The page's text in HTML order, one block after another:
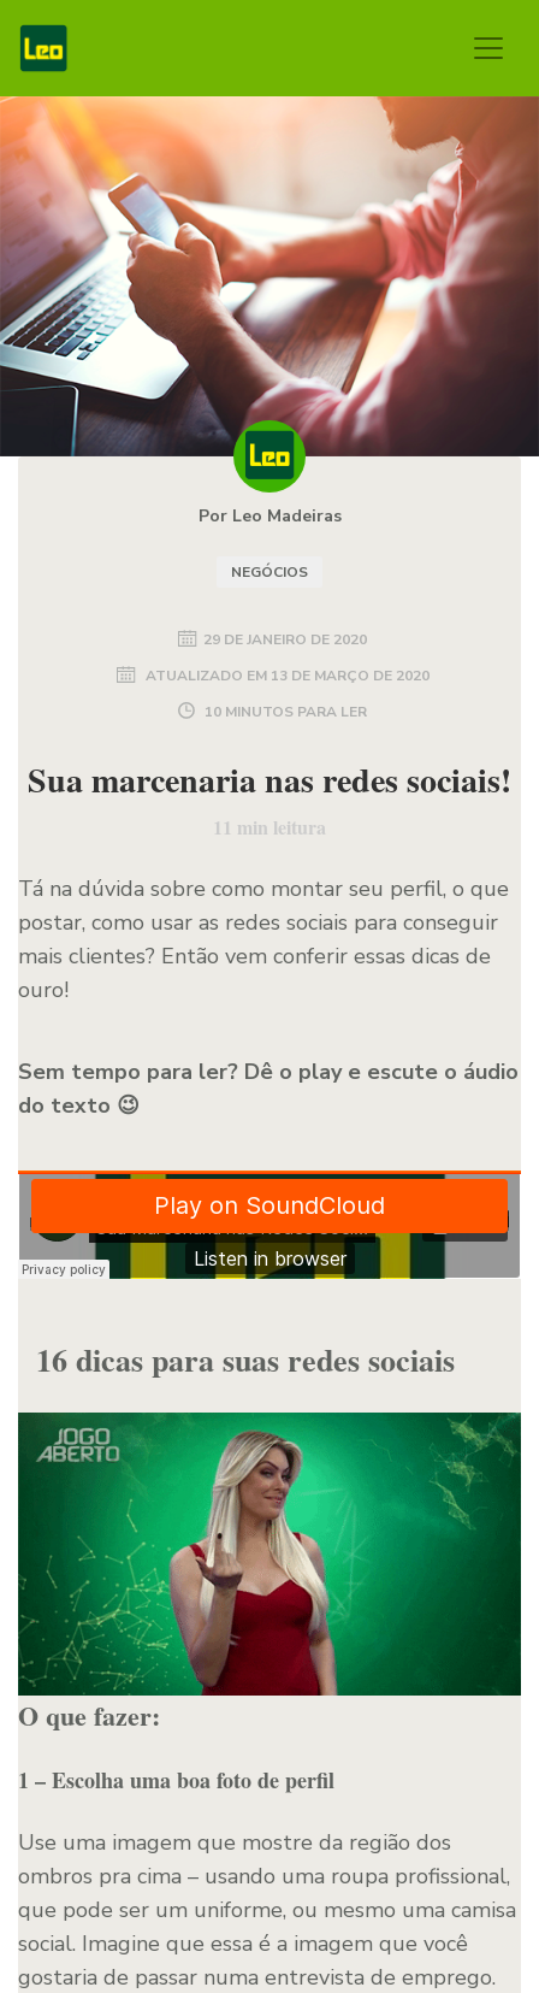
Por Leo Madeiras
NEGÓCIOS
29 DE JANEIRO DE 2020
ATUALIZADO EM 13 DE MARÇO DE 2020
10 MINUTOS PARA LER
Sua marcenaria nas redes sociais!
11 min leitura
Tá na dúvida sobre como montar seu perfil, o que
postar, como usar as redes sociais para conseguir
mais clientes? Então vem conferir essas dicas de
ouro!
Sem tempo para ler? Dê o play e escute o áudio
do texto 😉
16 dicas para suas redes sociais
O que fazer:
1 – Escolha uma boa foto de perfil
Use uma imagem que mostre da região dos
ombros pra cima – usando uma roupa profissional,
que pode ser um uniforme, ou mesmo uma camisa
social. Imagine que essa é a imagem que você
gostaria de passar numa entrevista de emprego.